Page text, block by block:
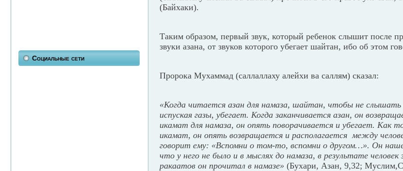
Социальные сети
(Байхаки).
Таким образом, первый звук, который ребенок слышит после
звуки азана, от звуков которого убегает шайтан, ибо об этом
Пророка Мухаммад (саллаллаху алейхи ва саллям) сказал:
«Когда читается азан для намаза, шайтан, чтобы не слышать
испуская газы, убегает. Когда заканчивается азан, он
икамат для намаза, он опять поворачивается и убегает. Как
икамат, он опять возвращается и располагается между
говорит ему: «Вспомни о том-то, вспомни о другом…». Он
что у него не было и в мыслях до намаза, в результате человек
ракаатов он прочитал в намазе» (Бухари, Азан, 9,32;